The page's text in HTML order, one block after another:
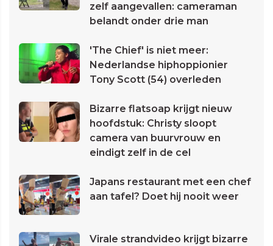
zelf aangevallen: cameraman
belandt onder drie man
'The Chief' is niet meer:
Nederlandse hiphoppionier
Tony Scott (54) overleden
Bizarre flatsoap krijgt nieuw
hoofdstuk: Christy sloopt
camera van buurvrouw en
eindigt zelf in de cel
Japans restaurant met een chef
aan tafel? Doet hij nooit weer
Virale strandvideo krijgt bizarre